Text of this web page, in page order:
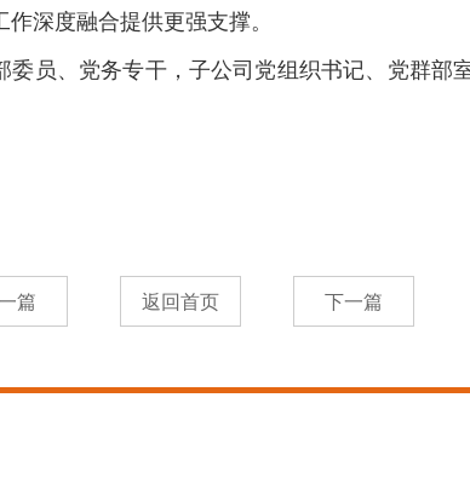
深度融合提供更强支撑。
员、党务专干，子公司党组织书记、党群部